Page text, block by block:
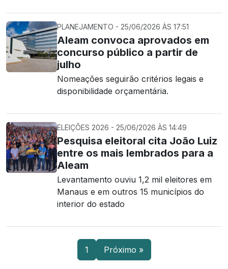
PLANEJAMENTO - 25/06/2026 ÀS 17:51
Aleam convoca aprovados em
concurso público a partir de
julho
Nomeações seguirão critérios legais e
disponibilidade orçamentária.
ELEIÇÕES 2026 - 25/06/2026 ÀS 14:49
Pesquisa eleitoral cita João Luiz
entre os mais lembrados para a
Aleam
Levantamento ouviu 1,2 mil eleitores em
Manaus e em outros 15 municípios do
interior do estado
1 Próximo »